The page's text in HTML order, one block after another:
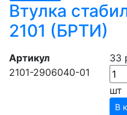
Втулка
2101 (БРТИ)
Артикул
2101-2906040-01
33
шт
В